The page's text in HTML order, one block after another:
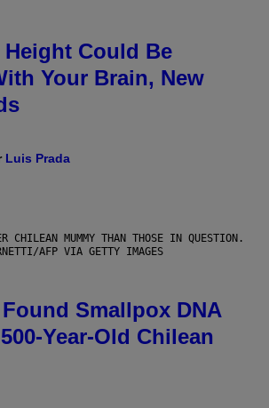
Height Could Be
Your Brain, New
Luis Prada
CHILEAN MUMMY THAN THOSE IN QUESTION.
AFP VIA GETTY IMAGES
Smallpox DNA
Year-Old Chilean